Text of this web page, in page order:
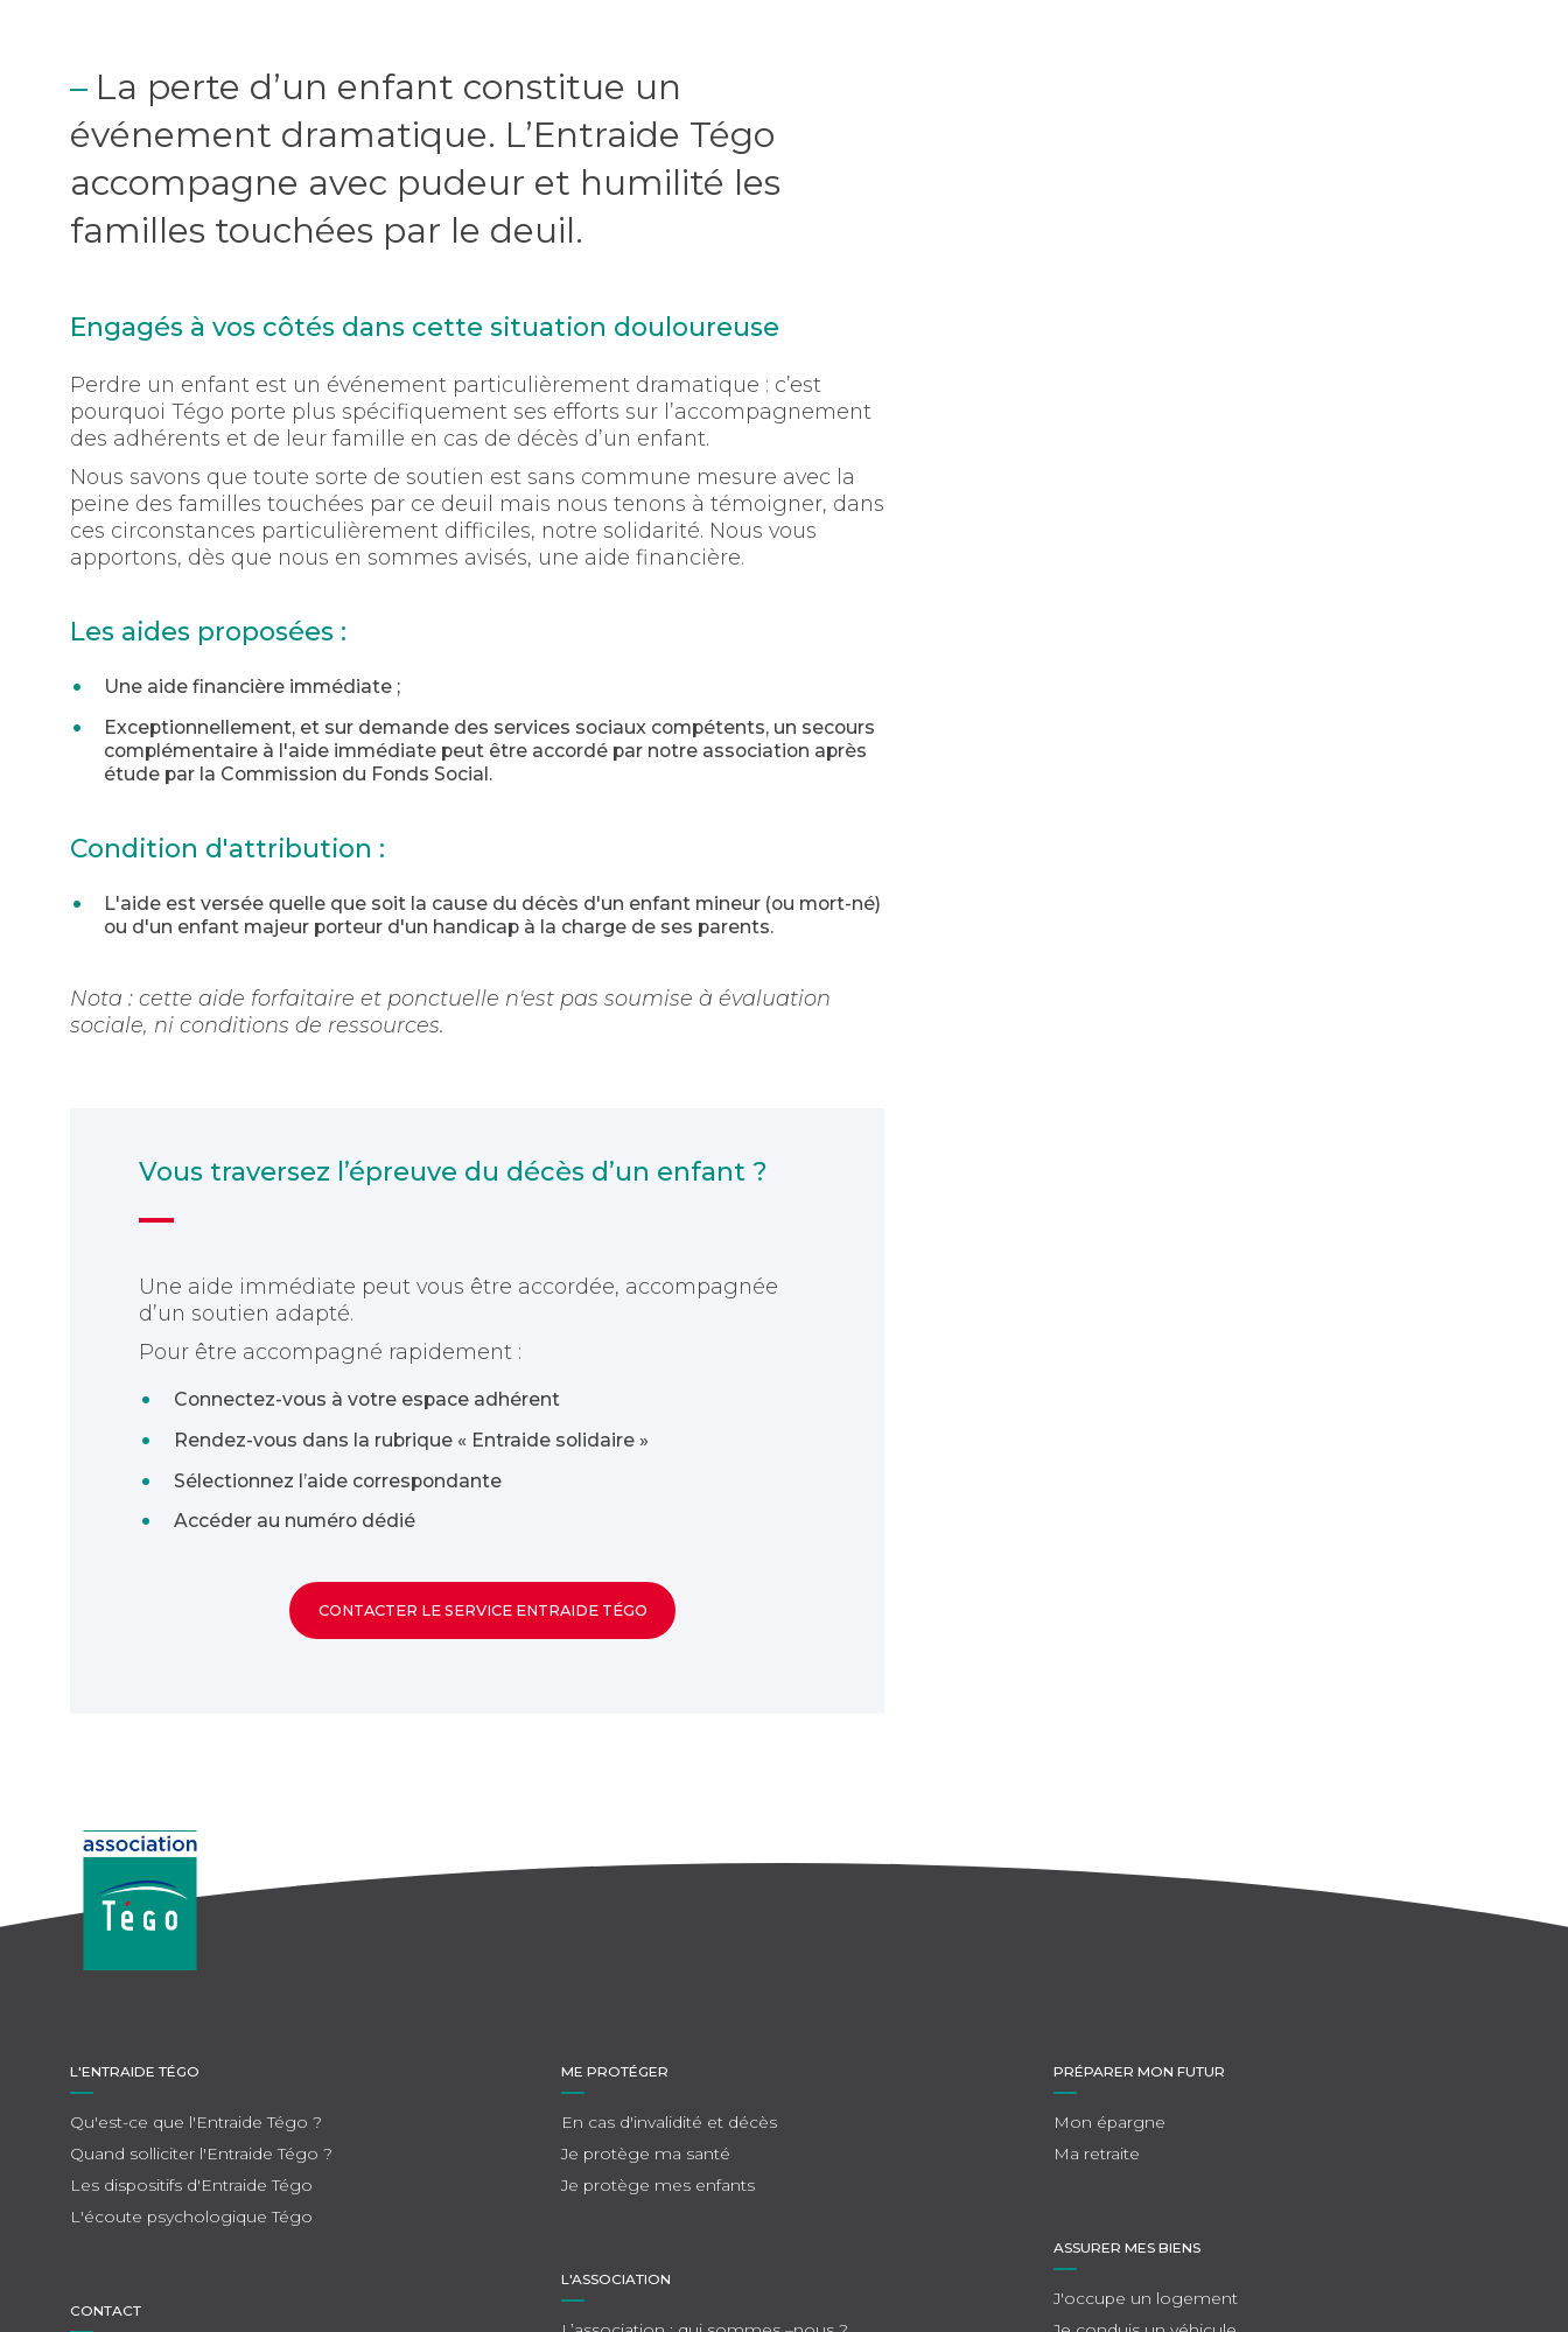
La perte d’un enfant constitue un
événement dramatique. L’Entraide Tégo
accompagne avec pudeur et humilité les
familles touchées par le deuil.
Engagés à vos côtés dans cette situation douloureuse
Perdre un enfant est un événement particulièrement dramatique : c’est
pourquoi Tégo porte plus spécifiquement ses efforts sur l’accompagnement
des adhérents et de leur famille en cas de décès d’un enfant.
Nous savons que toute sorte de soutien est sans commune mesure avec la
peine des familles touchées par ce deuil mais nous tenons à témoigner, dans
ces circonstances particulièrement difficiles, notre solidarité. Nous vous
apportons, dès que nous en sommes avisés, une aide financière.
Les aides proposées :
Une aide financière immédiate ;
Exceptionnellement, et sur demande des services sociaux compétents, un secours
complémentaire à l'aide immédiate peut être accordé par notre association après
étude par la Commission du Fonds Social.
Condition d'attribution :
L'aide est versée quelle que soit la cause du décès d'un enfant mineur (ou mort-né)
ou d'un enfant majeur porteur d'un handicap à la charge de ses parents.
Nota : cette aide forfaitaire et ponctuelle n'est pas soumise à évaluation
sociale, ni conditions de ressources.
Vous traversez l’épreuve du décès d’un enfant ?
Une aide immédiate peut vous être accordée, accompagnée
d’un soutien adapté.
Pour être accompagné rapidement :
Connectez-vous à votre espace adhérent
Rendez-vous dans la rubrique « Entraide solidaire »
Sélectionnez l’aide correspondante
Accéder au numéro dédié
CONTACTER LE SERVICE ENTRAIDE TÉGO
L'ENTRAIDE TÉGO
Qu'est-ce que l'Entraide Tégo ?
Quand solliciter l'Entraide Tégo ?
Les dispositifs d'Entraide Tégo
L'écoute psychologique Tégo
ME PROTÉGER
En cas d'invalidité et décès
Je protège ma santé
Je protège mes enfants
PRÉPARER MON FUTUR
Mon épargne
Ma retraite
ASSURER MES BIENS
J'occupe un logement
L'ASSOCIATION
CONTACT